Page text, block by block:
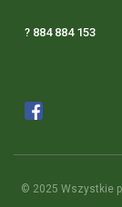
? 884 884 153
© 2025 Wszystkie